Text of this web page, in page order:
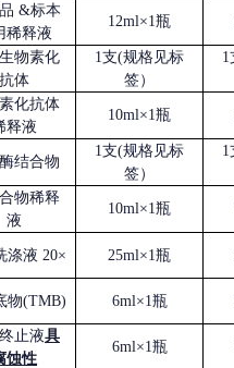
&标本
稀释液
12ml×1瓶
物素化
抗体
1支(规格见标
签）
1
化抗体
释液
10ml×1瓶
结合物
1支(规格见标
签）
1
物稀释
液
10ml×1瓶
涤液 20× 25ml×1瓶
物(TMB) 6ml×1瓶
止液具
蚀性
6ml×1瓶